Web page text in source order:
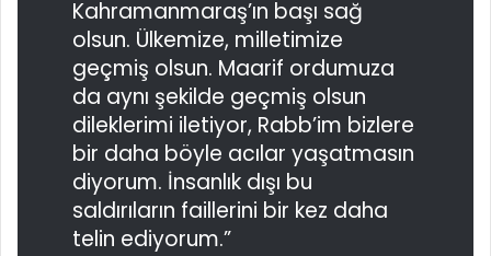
Kahramanmaraş’ın başı sağ
olsun. Ülkemize, milletimize
geçmiş olsun. Maarif ordumuza
da aynı şekilde geçmiş olsun
dileklerimi iletiyor, Rabb’im bizlere
bir daha böyle acılar yaşatmasın
diyorum. İnsanlık dışı bu
saldırıların faillerini bir kez daha
telin ediyorum.”